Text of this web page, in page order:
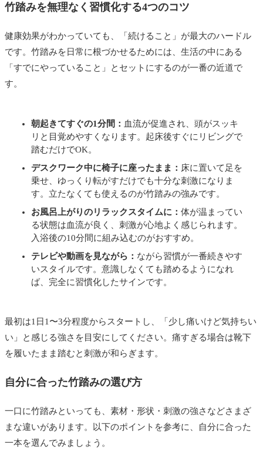
竹踏みを無理なく習慣化する4つのコツ
健康効果がわかっていても、「続けること」が最大のハードル
です。竹踏みを日常に根づかせるためには、生活の中にある
「すでにやっていること」とセットにするのが一番の近道で
す。
朝起きてすぐの1分間： 血流が促進され、頭がスッキ
リと目覚めやすくなります。起床後すぐにリビングで
踏むだけでOK。
デスクワーク中に椅子に座ったまま： 床に置いて足を
乗せ、ゆっくり転がすだけでも十分な刺激になりま
す。立たなくても使えるのが竹踏みの強みです。
お風呂上がりのリラックスタイムに： 体が温まってい
る状態は血流が良く、刺激が心地よく感じられます。
入浴後の10分間に組み込むのがおすすめ。
テレビや動画を見ながら： ながら習慣が一番続きやす
いスタイルです。意識しなくても踏めるようになれ
ば、完全に習慣化したサインです。
最初は1日1〜3分程度からスタートし、「少し痛いけど気持ちい
い」と感じる強さを目安にしてください。痛すぎる場合は靴下
を履いたまま踏むと刺激が和らぎます。
自分に合った竹踏みの選び方
一口に竹踏みといっても、素材・形状・刺激の強さなどさまざ
まな違いがあります。以下のポイントを参考に、自分に合った
一本を選んでみましょう。